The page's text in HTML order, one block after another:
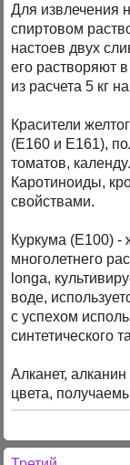
Для извлечения
спиртовом
настоев двух
его растворяют
из расчета 5 кг
Красители
(Е160 и Е161),
томатов,
Каротиноиды,
свойствами.
Куркума (Е100) -
многолетнего
longa,
воде,
с успехом
синтетического
Алканет,
цвета,